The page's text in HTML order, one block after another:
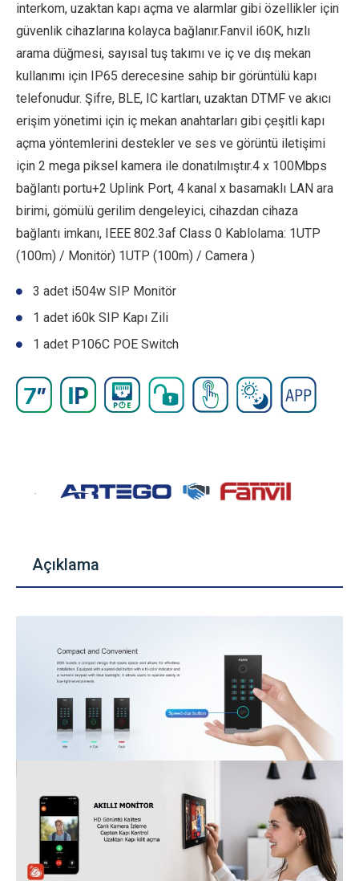
interkom, uzaktan kapı açma ve alarmlar gibi özellikler için
güvenlik cihazlarına kolayca bağlanır.Fanvil i60K, hızlı
arama düğmesi, sayısal tuş takımı ve iç ve dış mekan
kullanımı için IP65 derecesine sahip bir görüntülü kapı
telefonudur. Şifre, BLE, IC kartları, uzaktan DTMF ve akıcı
erişim yönetimi için iç mekan anahtarları gibi çeşitli kapı
açma yöntemlerini destekler ve ses ve görüntü iletişimi
için 2 mega piksel kamera ile donatılmıştır.4 x 100Mbps
bağlantı portu+2 Uplink Port, 4 kanal x basamaklı LAN ara
birimi, gömülü gerilim dengeleyici, cihazdan cihaza
bağlantı imkanı, IEEE 802.3af Class 0 Kablolama: 1UTP
(100m) / Monitör) 1UTP (100m) / Camera )
3 adet i504w SIP Monitör
1 adet i60k SIP Kapı Zili
1 adet P106C POE Switch
Açıklama